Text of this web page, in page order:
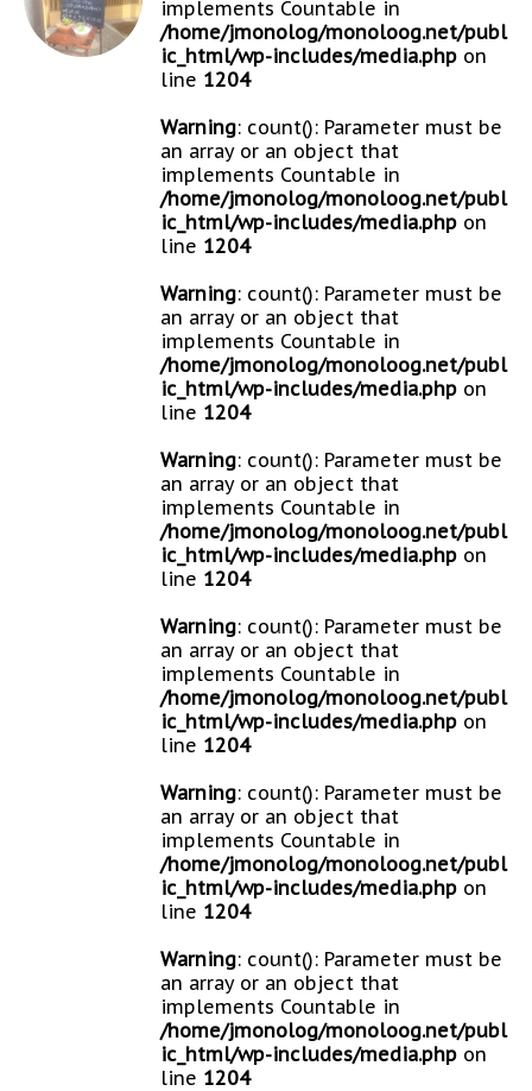
implements Countable in
/home/jmonolog/monoloog.net/publ
ic_html/wp-includes/media.php on
line 1204
Warning: count(): Parameter must be
an array or an object that
implements Countable in
/home/jmonolog/monoloog.net/publ
ic_html/wp-includes/media.php on
line 1204
Warning: count(): Parameter must be
an array or an object that
implements Countable in
/home/jmonolog/monoloog.net/publ
ic_html/wp-includes/media.php on
line 1204
Warning: count(): Parameter must be
an array or an object that
implements Countable in
/home/jmonolog/monoloog.net/publ
ic_html/wp-includes/media.php on
line 1204
Warning: count(): Parameter must be
an array or an object that
implements Countable in
/home/jmonolog/monoloog.net/publ
ic_html/wp-includes/media.php on
line 1204
Warning: count(): Parameter must be
an array or an object that
implements Countable in
/home/jmonolog/monoloog.net/publ
ic_html/wp-includes/media.php on
line 1204
Warning: count(): Parameter must be
an array or an object that
implements Countable in
/home/jmonolog/monoloog.net/publ
ic_html/wp-includes/media.php on
line 1204